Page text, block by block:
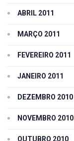
ABRIL 2011
MARÇO 2011
FEVEREIRO 2011
JANEIRO 2011
DEZEMBRO 2010
NOVEMBRO 2010
OUTUBRO 2010